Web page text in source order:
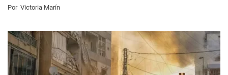
Por Victoria Marín